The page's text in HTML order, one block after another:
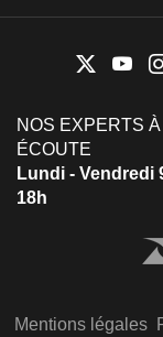
NOS EXPERTS
ÉCOUTE
Lundi - Vendredi
18h
Mentions légales